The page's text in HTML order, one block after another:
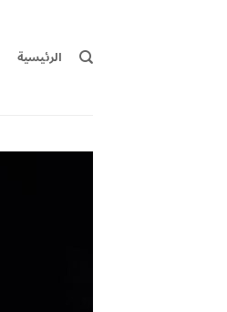
الرئيسية